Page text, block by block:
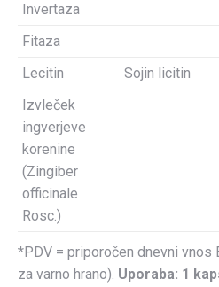
Invertaza
Fitaza
Lecitin
Sojin licitin
Izvleček
ingverjeve
korenine
(Zingiber
officinale
Rosc.)
*PDV = priporočen dnevni vnos
za varno hrano). Uporaba: 1